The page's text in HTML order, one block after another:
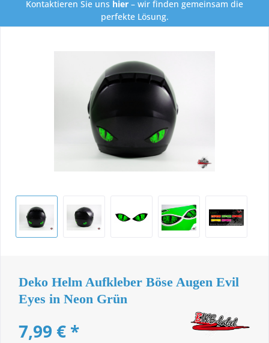
Kontaktieren Sie uns hier – wir finden gemeinsam die
perfekte Lösung.
Deko Helm Aufkleber Böse Augen Evil
Eyes in Neon Grün
7,99 € *